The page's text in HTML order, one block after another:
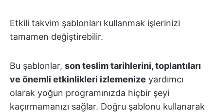
Etkili takvim şablonları kullanmak işlerinizi
tamamen değiştirebilir.
Bu şablonlar, son teslim tarihlerini, toplantıları
ve önemli etkinlikleri izlemenize yardımcı
olarak yoğun programınızda hiçbir şeyi
kaçırmamanızı sağlar. Doğru şablonu kullanarak